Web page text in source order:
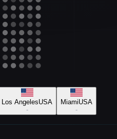
Los AngelesUSA
-
MiamiUSA
-